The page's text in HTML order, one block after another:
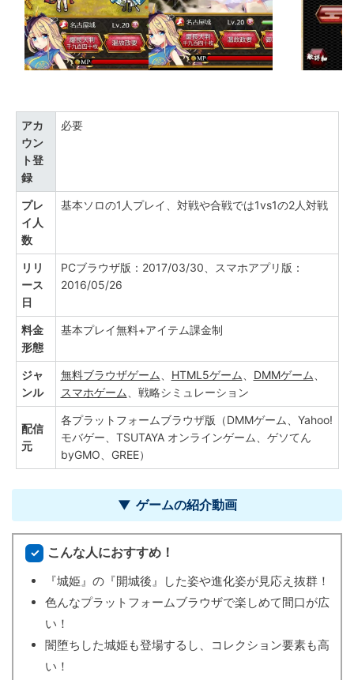
アカ
ウン
ト登
録
必要
プレ
イ人
数
基本ソロの1人プレイ、対戦や合戦では1vs1の2人対戦
リリ
ース
日
PCブラウザ版：2017/03/30、スマホアプリ版：
2016/05/26
料金
形態
基本プレイ無料+アイテム課金制
ジャ
ンル
無料ブラウザゲーム HTML5ゲーム DMMゲーム
スマホゲーム 、戦略シミュレーション
配信
元
各プラットフォームブラウザ版（DMMゲーム、Yahoo!
モバゲー、TSUTAYA オンラインゲーム、ゲソてん
byGMO、GREE）
ゲームの紹介動画
こんな人におすすめ！
『城姫』の『開城後』した姿や進化姿が見応え抜群！
色んなプラットフォームブラウザで楽しめて間口が広
い！
闇堕ちした城姫も登場するし、コレクション要素も高
い！